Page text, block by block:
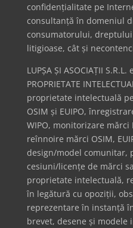
confidențialitate pe
consultanță în domeniul
consumatorului,
litigioase, cât și
LUPȘA ȘI ASOCIAȚII S.R.L.
PROPRIETATE
proprietate intelectuală
OSIM și EUIPO,
WIPO, monitorizare mărci
reînnoire mărci OSIM,
design/model comunitar,
cesiuni/licențe de mărci
proprietate intelectuală,
în legătură cu opoziții,
reprezentare în instanță
brevet, desene și modele